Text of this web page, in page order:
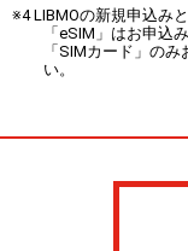
※4 LIBMOの新規申込み
「eSIM」はお申込
「SIMカード」の
い。